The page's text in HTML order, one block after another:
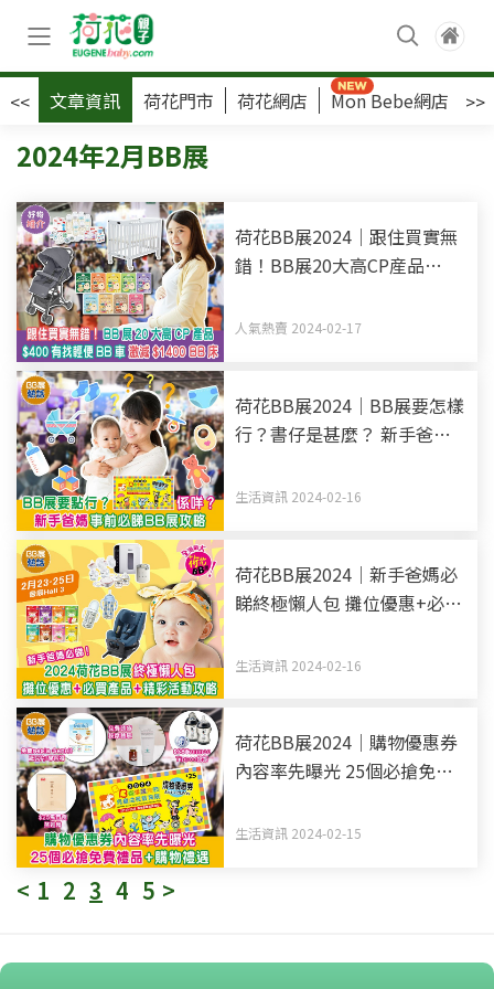
<< 文章資訊 荷花門市 荷花網店 Mon Bebe網店 >>
2024年2月BB展
荷花BB展2024｜跟住買實無
錯！BB展20大高CP産品
$1400 BB床
人氣熱賣 2024-02-17
荷花BB展2024｜BB展要怎樣
行？書仔是甚麼？ 新手爸媽
生活資訊 2024-02-16
荷花BB展2024｜新手爸媽必
睇終極懶人包 攤位優惠+必買
新)
生活資訊 2024-02-16
荷花BB展2024｜購物優惠券
內容率先曝光 25個必搶免費
生活資訊 2024-02-15
< 1 2 3 4 5 >